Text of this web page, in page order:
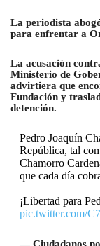
La periodista
para enfrentar a
La acusación
Ministerio de
advirtiera que
Fundación y
detención.
Pedro Joaquín
República, tal
Chamorro
que cada día
¡Libertad para
pic.twitter.com/